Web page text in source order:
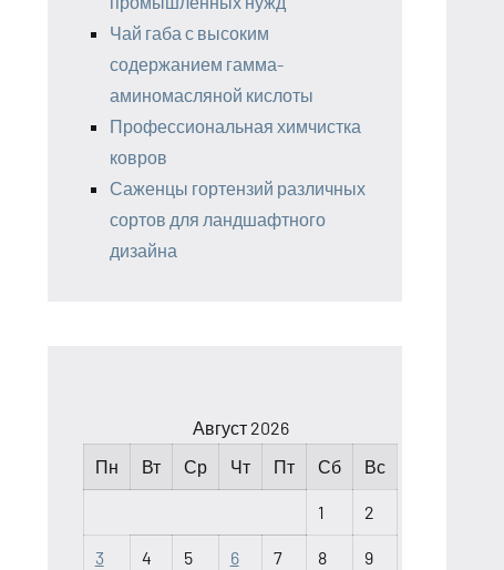
Чай габа с высоким
содержанием гамма-
аминомасляной кислоты
Профессиональная химчистка
ковров
Саженцы гортензий различных
сортов для ландшафтного
дизайна
Август 2026
Пн
Вт Ср Чт Пт Сб Вс
1 2
3 4 5 6 7 8 9